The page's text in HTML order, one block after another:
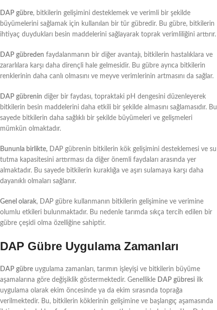
DAP gübre, bitkilerin gelişimini desteklemek ve verimli bir şekilde
büyümelerini sağlamak için kullanılan bir tür gübredir. Bu gübre, bitkilerin
ihtiyaç duydukları besin maddelerini sağlayarak toprak verimliliğini arttırır.
DAP gübreden faydalanmanın bir diğer avantajı, bitkilerin hastalıklara ve
zararlılara karşı daha dirençli hale gelmesidir. Bu gübre ayrıca bitkilerin
renklerinin daha canlı olmasını ve meyve verimlerinin artmasını da sağlar.
DAP gübrenin diğer bir faydası, topraktaki pH dengesini düzenleyerek
bitkilerin besin maddelerini daha etkili bir şekilde almasını sağlamasıdır. Bu
sayede bitkilerin daha sağlıklı bir şekilde büyümeleri ve gelişmeleri
mümkün olmaktadır.
Bununla birlikte, DAP gübrenin bitkilerin kök gelişimini desteklemesi ve su
tutma kapasitesini arttırması da diğer önemli faydaları arasında yer
almaktadır. Bu sayede bitkilerin kuraklığa ve aşırı sulamaya karşı daha
dayanıklı olmaları sağlanır.
Genel olarak, DAP gübre kullanmanın bitkilerin gelişimine ve verimine
olumlu etkileri bulunmaktadır. Bu nedenle tarımda sıkça tercih edilen bir
gübre çeşidi olma özelliğine sahiptir.
DAP Gübre Uygulama Zamanları
DAP gübre uygulama zamanları, tarımın işleyişi ve bitkilerin büyüme
aşamalarına göre değişiklik göstermektedir. Genellikle DAP gübresi ilk
uygulama olarak ekim öncesinde ya da ekim sırasında toprağa
verilmektedir. Bu, bitkilerin köklerinin gelişimine ve başlangıç aşamasında